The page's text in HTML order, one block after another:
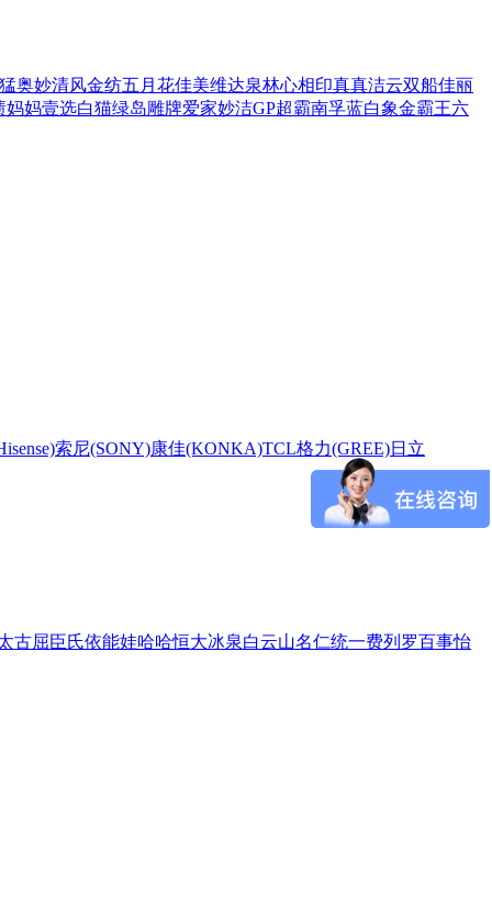
奥妙清风金纺五月花佳美维达泉林心相印真真洁云双船佳丽
妈妈壹选白猫绿岛雕牌爱家妙洁GP超霸南孚蓝白象金霸王六
索尼(SONY)康佳(KONKA)TCL格力(GREE)日立
古屈臣氏依能娃哈哈恒大冰泉白云山名仁统一费列罗百事怡